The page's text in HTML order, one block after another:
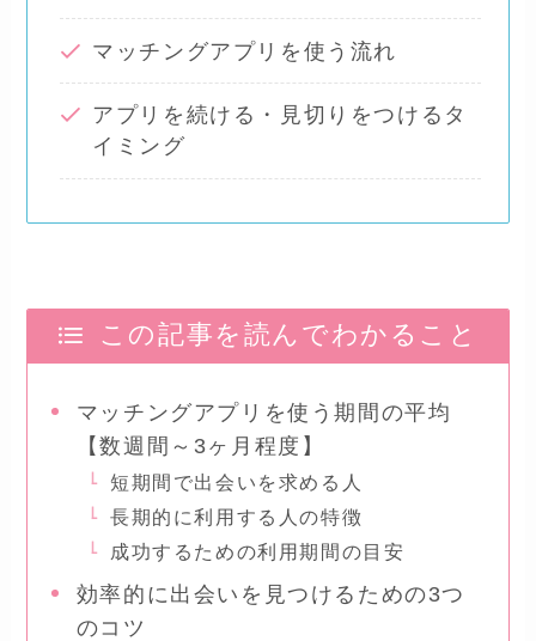
マッチングアプリを使う流れ
アプリを続ける・見切りをつけるタ
イミング
この記事を読んでわかること
マッチングアプリを使う期間の平均
【数週間～3ヶ月程度】
短期間で出会いを求める人
長期的に利用する人の特徴
成功するための利用期間の目安
効率的に出会いを見つけるための3つ
のコツ